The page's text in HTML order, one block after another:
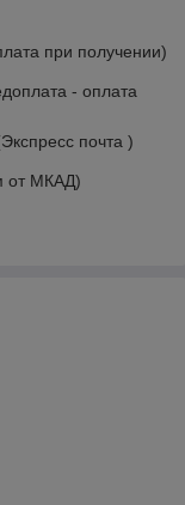
при получении)
- оплата
почта )
от МКАД)